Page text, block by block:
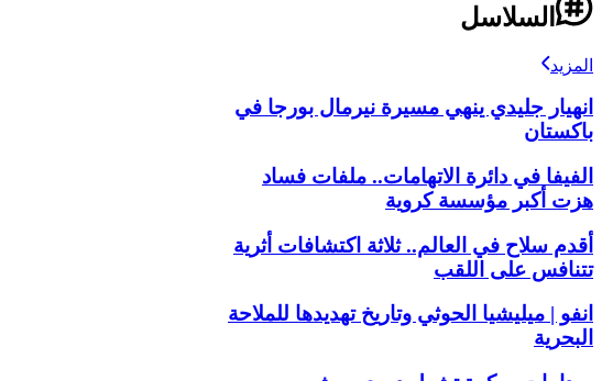
السلاسل
المزيد
انهيار جليدي ينهي مسيرة نيرمال بورجا في
باكستان
الفيفا في دائرة الاتهامات.. ملفات فساد
هزت أكبر مؤسسة كروية
أقدم سلاح في العالم.. ثلاثة اكتشافات أثرية
تتنافس على اللقب
انفو | ميليشيا الحوثي وتاريخ تهديدها للملاحة
البحرية